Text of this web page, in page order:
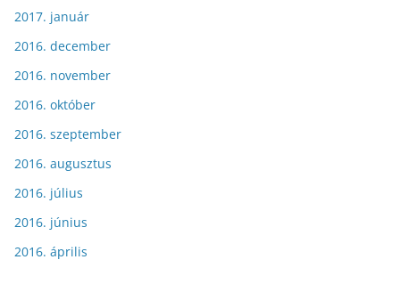
2017. január
2016. december
2016. november
2016. október
2016. szeptember
2016. augusztus
2016. július
2016. június
2016. április